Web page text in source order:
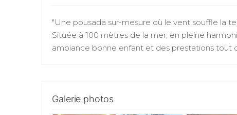
"Une pousada sur-mesure où le vent souffle la
Située à 100 mètres de la mer, en pleine
ambiance bonne enfant et des prestations tout
Galerie photos